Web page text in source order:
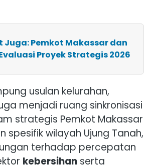
Juga: Pemkot Makassar dan
Evaluasi Proyek Strategis 2026
usulan kelurahan,
menjadi ruang sinkronisasi
strategis Pemkot Makassar
spesifik wilayah Ujung Tanah,
terhadap percepatan
kebersihan serta